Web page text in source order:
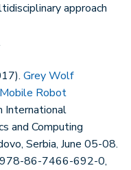
approach
Grey Wolf
Robot
International
and Computing
Serbia, June 05-08.
978-86-7466-692-0,